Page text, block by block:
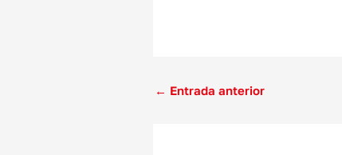
← Entrada anterior